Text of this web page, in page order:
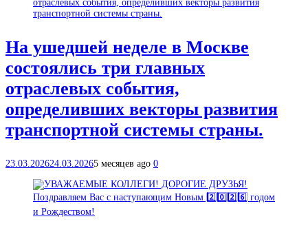
На ушедшей неделе в Москве
состоялись три главных
отраслевых события,
определивших векторы развития
транспортной системы страны.
23.03.202624.03.20265 месяцев ago 0